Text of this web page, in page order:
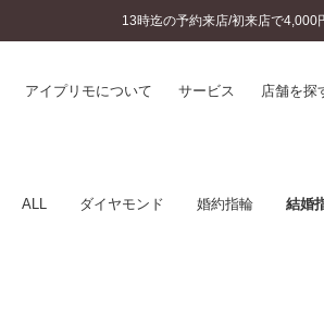
13時迄の予約来店/初来店で
アイプリモについて サービス 店舗を探
アイプリモについて
ALL ダイヤモンド 婚約指輪 結婚